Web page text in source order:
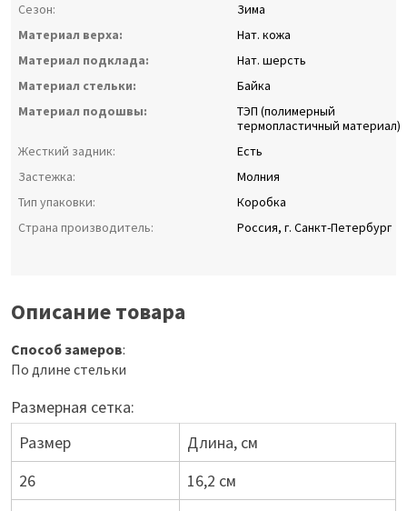
Сезон:
Зима
Материал верха:
Нат. кожа
Материал подклада:
Нат. шерсть
Материал стельки:
Байка
Материал подошвы:
ТЭП (полимерный
термопластичный материал)
Жесткий задник:
Есть
Застежка:
Молния
Тип упаковки:
Коробка
Страна производитель:
Россия, г. Санкт-Петербург
Описание товара
Способ замеров:
По длине стельки
Размерная сетка:
Размер
Длина, см
26
16,2 см